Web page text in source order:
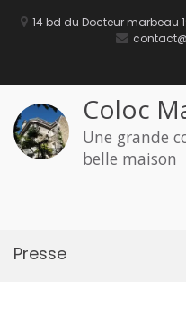
14 bd du Docteur marbeau
Coloc
Une grande
belle maison
Presse